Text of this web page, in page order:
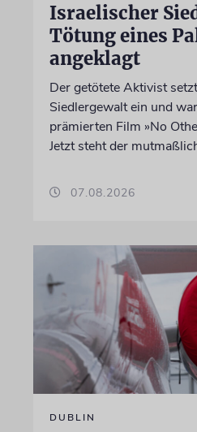
Israelischer
Tötung eines
angeklagt
Der getötete Aktivist
Siedlergewalt ein und
prämierten Film »No
Jetzt steht der
07.08.2026
DUBLIN